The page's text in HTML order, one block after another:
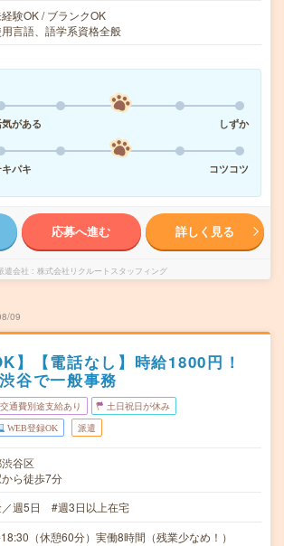
験OK / ブランクOK
言語、語学系資格全般
がある
しずか
パキ
コツコツ
応募へ進む 詳しく見る
遣会社 株式会社リクルートスタッフィング
09
】【電話なし】時給1800円！
谷で一般事務
交通費別途支給あり 土日祝日が休み
WEB登録OK 派遣
谷区
ら徒歩7分
／週5日 #週3日以上在宅
（休憩60分）実働8時間（残業少なめ！）